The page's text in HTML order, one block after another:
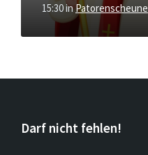
15:30in Patorenscheune
Darf nicht fehlen!